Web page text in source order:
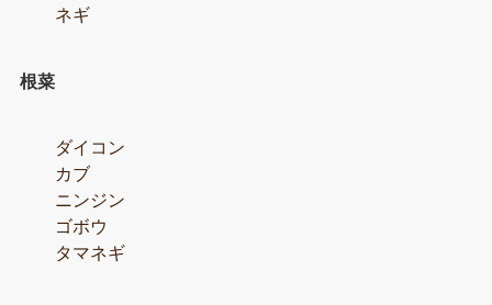
ネギ
根菜
ダイコン
カブ
ニンジン
ゴボウ
タマネギ